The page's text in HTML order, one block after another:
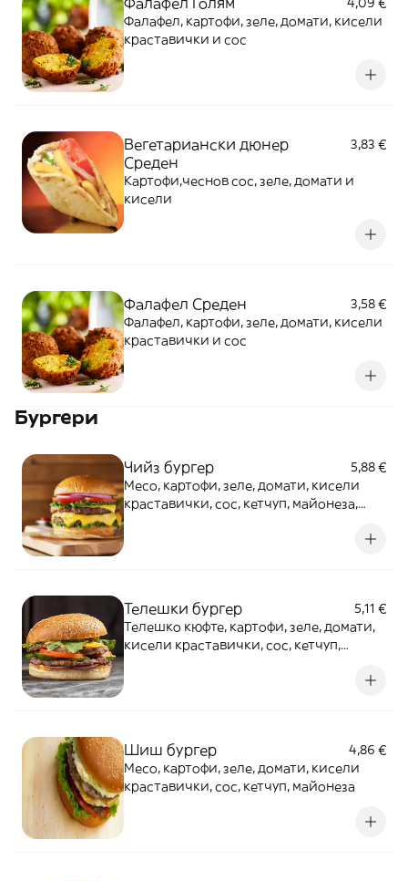
Фалафел, картофи, зеле, домати, кисели
краставички и сос
Вегетариански дюнер
Среден
3,83 €
Картофи,чеснов сос, зеле, домати и
кисели
Фалафел Среден
3,58 €
Фалафел, картофи, зеле, домати, кисели
краставички и сос
Бургери
Чийз бургер
5,88 €
Месо, картофи, зеле, домати, кисели
краставички, сос, кетчуп, майонеза,
Телешки бургер
5,11 €
Телешко кюфте, картофи, зеле, домати,
кисели краставички, сос, кетчуп,
Шиш бургер
4,86 €
Месо, картофи, зеле, домати, кисели
краставички, сос, кетчуп, майонеза